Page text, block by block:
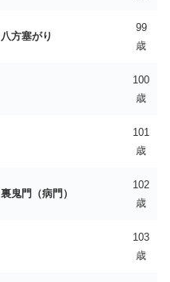
八方塞がり
99
歳
100
歳
101
歳
裏鬼門（病門）
102
歳
103
歳